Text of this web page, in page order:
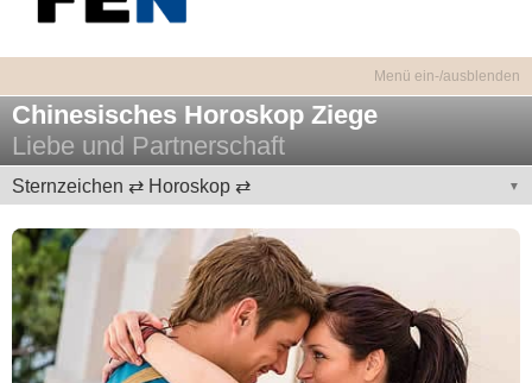
Chinesisches Horoskop Ziege
Liebe und Partnerschaft
Sternzeichen ⇄ Horoskop ⇄